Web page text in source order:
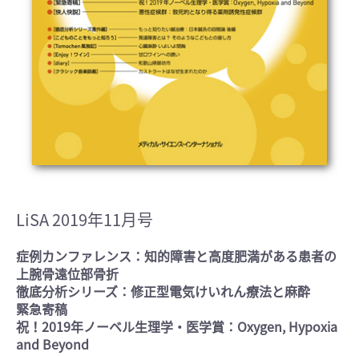
LiSA 2019年11月号
症例カンファレンス：知的障害と高度肥満がある患者の
上腕骨遠位部骨折
徹底分析シリーズ：修正型電気けいれん療法と麻酔
緊急寄稿
祝！2019年ノーベル生理学・医学賞：Oxygen, Hypoxia
and Beyond